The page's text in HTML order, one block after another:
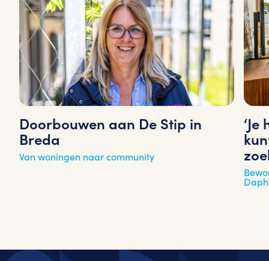
Doorbouwen aan De Stip in
Breda
Van woningen naar community